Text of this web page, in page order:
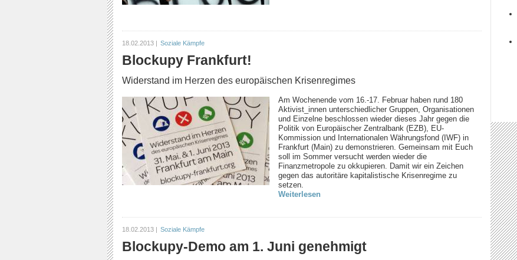
18.02.2013 | Soziale Kämpfe
Blockupy Frankfurt!
Widerstand im Herzen des europäischen Krisenregimes
Am Wochenende vom 16.-17. Februar haben rund 180
Aktivist_innen unterschiedlicher Gruppen, Organisationen
und Einzelne beschlossen wieder dieses Jahr gegen die
Politik von Europäischer Zentralbank (EZB), EU-
Kommission und Internationalen Währungsfond (IWF) in
Frankfurt (Main) zu demonstrieren. Gemeinsam mit Euch
soll im Sommer versucht werden wieder die
Finanzmetropole zu okkupieren. Damit wir ein Zeichen
gegen das autoritäre kapitalistische Krisenregime zu
setzen.
Weiterlesen
18.02.2013 | Soziale Kämpfe
Blockupy-Demo am 1. Juni genehmigt